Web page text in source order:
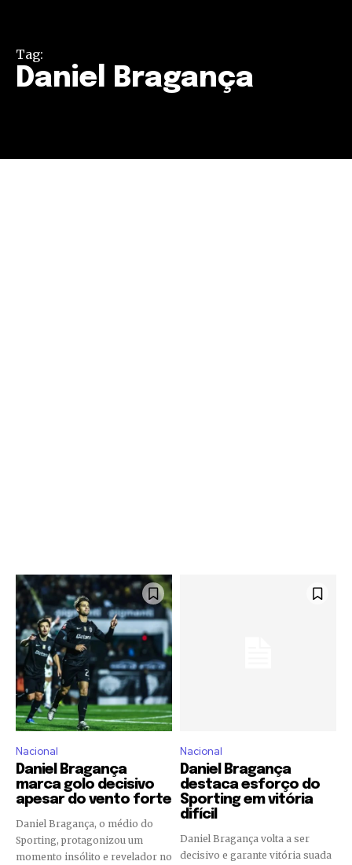
Tag:
Daniel Bragança
Nacional
Daniel Bragança
marca golo decisivo
apesar do vento forte
Daniel Bragança, o médio do
Sporting, protagonizou um
momento insólito e revelador no
Nacional
Daniel Bragança
destaca esforço do
Sporting em vitória
difícil
Daniel Bragança volta a ser
decisivo e garante vitória suada